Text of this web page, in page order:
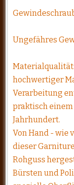
Ungefähres
hochwertiger
Verarbeitung
praktisch
Jahrhundert.
Von Hand - wie
dieser
Rohguss
Bürsten und